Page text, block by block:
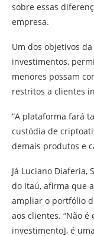
sobre essas
empresa.
Um dos objetivos
investimentos,
menores possam
restritos a clientes
“A plataforma fará
custódia de
demais produtos e
Já Luciano Diaferia,
do Itaú, afirma que
ampliar o portfólio
aos clientes. “Não
investimento], é